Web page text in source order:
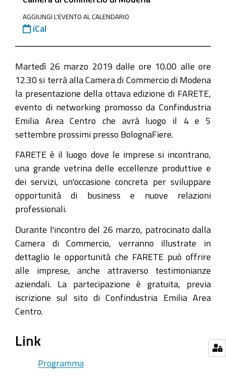
edizione-
di-
farete
Presentazione
dell'ottava
edizione
di
FARETE
2026-
08-
08-
07T09:00:00+02:00
Martedì
Camera
AGGIUNGI L'EVENTO AL CALENDARIO
iCal
Martedì 26 marzo 2019 dalle ore 10.00 alle ore
12.30 si terrà alla Camera di Commercio di Modena
la presentazione della ottava edizione di FARETE,
evento di networking promosso da Confindustria
Emilia Area Centro che avrà luogo il 4 e 5
settembre prossimi presso BolognaFiere.
FARETE è il luogo dove le imprese si incontrano,
una grande vetrina delle eccellenze produttive e
dei servizi, un'occasione concreta per sviluppare
opportunità di business e nuove relazioni
professionali.
Durante l'incontro del 26 marzo, patrocinato dalla
Camera di Commercio, verranno illustrate in
dettaglio le opportunità che FARETE può offrire
alle imprese, anche attraverso testimonianze
aziendali. La partecipazione è gratuita, previa
iscrizione sul sito di Confindustria Emilia Area
Centro.
Link
Programma